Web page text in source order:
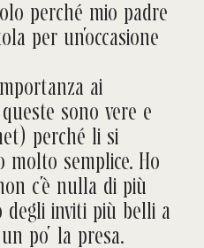
perché mio padre
per un’occasione
ai
sono vere e
perché li si
molto semplice. Ho
c’è nulla di più
degli inviti più belli a
po’ la presa.